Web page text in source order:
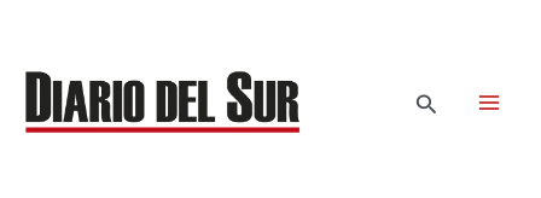
contenido
Buscar